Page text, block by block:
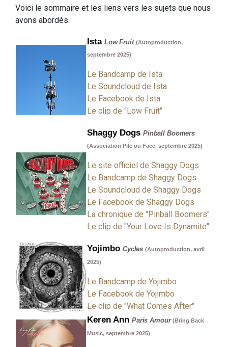
Voici le sommaire et les liens vers les sujets que nous
avons abordés.
Ista Low Fruit (Autoproduction,
septembre 2025)
Le Bandcamp de Ista
Le Soundcloud de Ista
Le Facebook de Ista
Le clip de "Low Fruit"
Shaggy Dogs Pinball Boomers
(Association Pile ou Face, septembre 2025)
Le site officiel de Shaggy Dogs
Le Bandcamp de Shaggy Dogs
Le Soundcloud de Shaggy Dogs
Le Facebook de Shaggy Dogs
La chronique de "Pinball Boomers"
Le clip de "Your Love Is Dynamite"
Yojimbo Cycles(Autoproduction, avril
2025)
Le Bandcamp de Yojimbo
Le Facebook de Yojimbo
Le clip de "What Comes After"
Keren Ann Paris Amour(Bring Back
Music, septembre 2025)